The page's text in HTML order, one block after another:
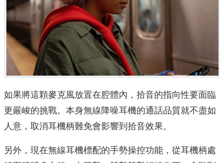
如果將這顆麥克風放置在腔體內，拾音的指向性要面臨
更嚴峻的挑戰。本身無線降噪耳機的通話品質就不盡如
人意，取消耳機柄難免會影響到拾音效果。
另外，現在無線耳機標配的手勢操控功能，從耳機柄處